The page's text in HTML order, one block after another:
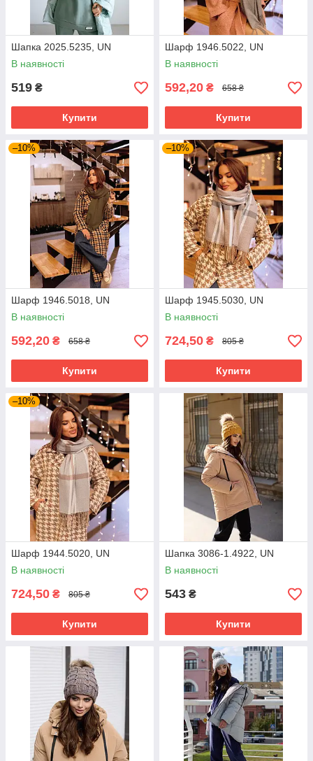
Шапка 2025.5235, UN
В наявності
519 ₴
Купити
Шарф 1946.5022, UN
В наявності
592,20 ₴ 658 ₴
Купити
–10%
Шарф 1946.5018, UN
В наявності
592,20 ₴ 658 ₴
Купити
–10%
Шарф 1945.5030, UN
В наявності
724,50 ₴ 805 ₴
Купити
–10%
Шарф 1944.5020, UN
В наявності
724,50 ₴ 805 ₴
Купити
Шапка 3086-1.4922, UN
В наявності
543 ₴
Купити